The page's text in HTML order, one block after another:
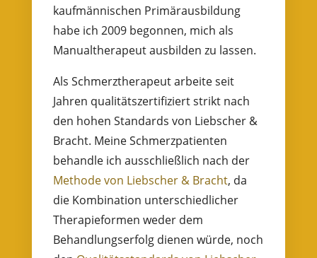
kaufmännischen Primärausbildung
habe ich 2009 begonnen, mich als
Manualtherapeut ausbilden zu lassen.
Als Schmerztherapeut arbeite seit
Jahren qualitätszertifiziert strikt nach
den hohen Standards von Liebscher &
Bracht. Meine Schmerzpatienten
behandle ich ausschließlich nach der
Methode von Liebscher & Bracht, da
die Kombination unterschiedlicher
Therapieformen weder dem
Behandlungserfolg dienen würde, noch